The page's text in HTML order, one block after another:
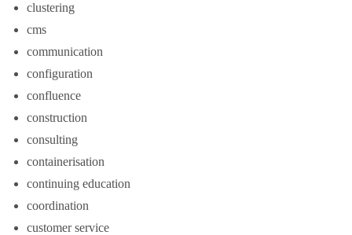
clustering
cms
communication
configuration
confluence
construction
consulting
containerisation
continuing education
coordination
customer service